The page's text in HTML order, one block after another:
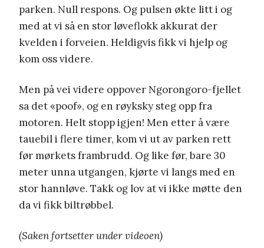
parken. Null respons. Og pulsen økte litt i og
med at vi så en stor løveflokk akkurat der
kvelden i forveien. Heldigvis fikk vi hjelp og
kom oss videre.
Men på vei videre oppover Ngorongoro-fjellet
sa det «poof», og en røyksky steg opp fra
motoren. Helt stopp igjen! Men etter å være
tauebil i flere timer, kom vi ut av parken rett
før mørkets frambrudd. Og like før, bare 30
meter unna utgangen, kjørte vi langs med en
stor hannløve. Takk og lov at vi ikke møtte den
da vi fikk biltrøbbel.
(Saken fortsetter under videoen)